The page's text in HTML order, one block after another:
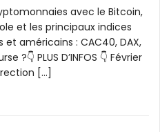
avec le Bitcoin,
et les principaux indices
américains : CAC40, DAX,
?👇 PLUS D’INFOS 👇 Février
[…]